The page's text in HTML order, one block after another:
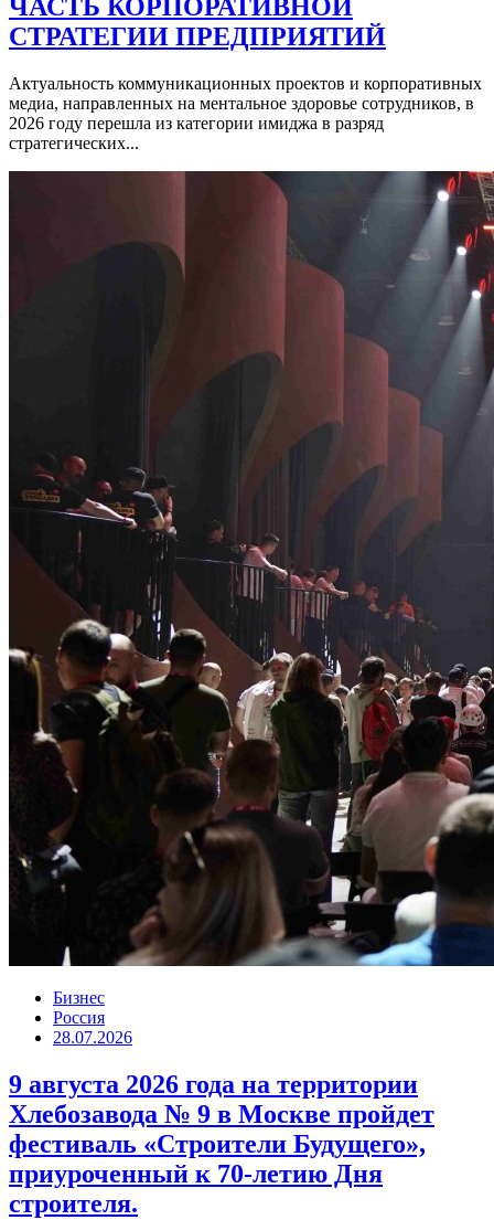
ЧАСТЬ КОРПОРАТИВНОЙ
СТРАТЕГИИ ПРЕДПРИЯТИЙ
Актуальность коммуникационных проектов и корпоративных
медиа, направленных на ментальное здоровье сотрудников, в
2026 году перешла из категории имиджа в разряд
стратегических...
Бизнес
Россия
28.07.2026
9 августа 2026 года на территории
Хлебозавода № 9 в Москве пройдет
фестиваль «Строители Будущего»,
приуроченный к 70-летию Дня
строителя.